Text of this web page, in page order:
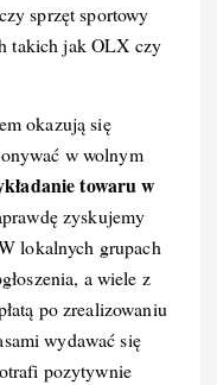
sprzęt sportowy
takich jak OLX czy
okazują się
w wolnym
towaru w
zyskujemy
lokalnych grupach
a wiele z
po zrealizowaniu
wydawać się
pozytywnie